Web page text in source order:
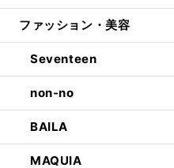
ファッション・美容
Seventeen
non-no
BAILA
MAQUIA